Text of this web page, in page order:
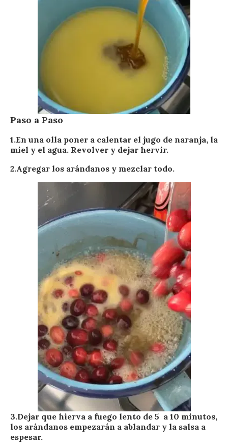
Paso a Paso
1.En una olla poner a calentar el jugo de naranja, la
miel y el agua. Revolver y dejar hervir.
2.Agregar los arándanos y mezclar todo.
3.Dejar que hierva a fuego lento de 5 a 10 minutos,
los arándanos empezarán a ablandar y la salsa a
espesar.